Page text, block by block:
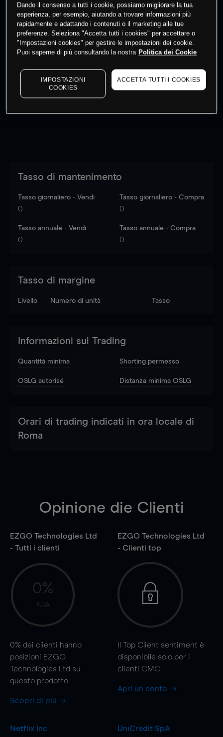
Fai trading
I prezzi sono solo indicativi. Accediper vedere gli ultimi
dati di mercato
to see latest market data
Tasso di mantenimento
Tasso giornaliero - Vendi
0
Tasso giornaliero - Compra
0
Tasso annuale - Vendi
0
Tasso annuale - Compra
0
Tasso di margine
Livello Numero di unità Tasso
Informazioni sul Trading
Quantità minima Shorting permesso
OSLG autorisé Distanza minima OSLG
Orari di trading indicati in ora locale di
Roma
Opinione die Clienti
EZGO Technologies Ltd
- Tutti i clienti
0%
N/A
0% dei clienti hanno
posizioni EZGO
Technologies Ltd su
questo prodotto
Scopri di più
EZGO Technologies Ltd
- Clienti top
Il Top Client sentiment è
disponibile solo per i
clienti CMC
Apri un conto
Netflix Inc
UniCredit SpA
Dando il consenso a tutti i cookie, possiamo migliorare la tua
esperienza, per esempio, aiutando a trovare informazioni più
rapidamente e adattando i contenuti o il marketing alle tue
preferenze. Seleziona "Accetta tutti i cookies" per accettare o
"Impostazioni cookies" per gestire le impostazioni dei cookie.
Puoi saperne di più consultando la nostra Politica dei Cookie
IMPOSTAZIONI
COOKIES
ACCETTA TUTTI I COOKIES